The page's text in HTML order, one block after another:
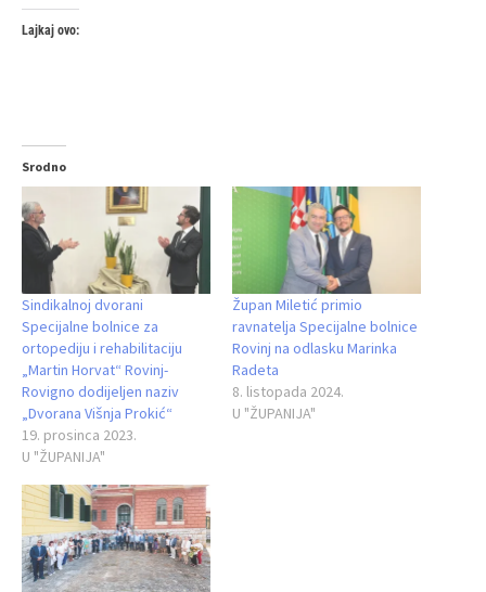
Lajkaj ovo:
Srodno
Sindikalnoj dvorani
Specijalne bolnice za
ortopediju i rehabilitaciju
„Martin Horvat“ Rovinj-
Rovigno dodijeljen naziv
„Dvorana Višnja Prokić“
19. prosinca 2023.
U "ŽUPANIJA"
Župan Miletić primio
ravnatelja Specijalne bolnice
Rovinj na odlasku Marinka
Radeta
8. listopada 2024.
U "ŽUPANIJA"